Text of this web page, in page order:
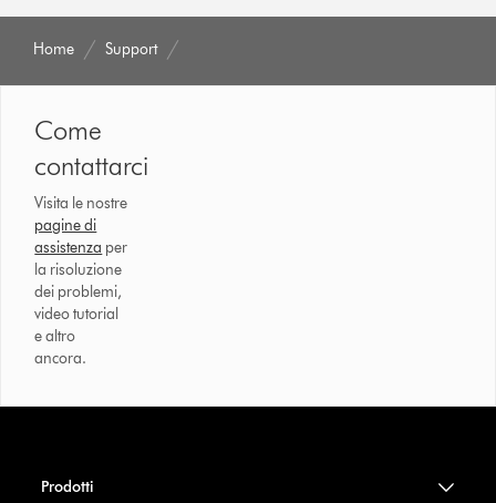
Home Support
Come
contattarci
Visita le nostre
pagine di
assistenza per
la risoluzione
dei problemi,
video tutorial
e altro
ancora.
Prodotti